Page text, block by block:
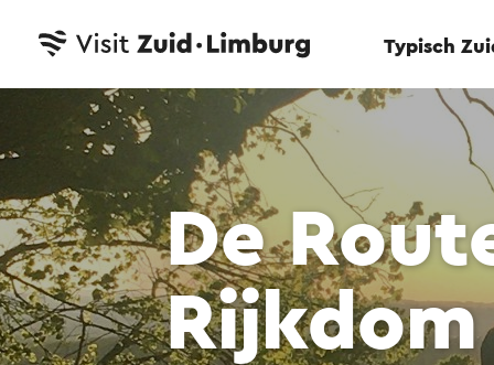
Typisch
De
Rijkdom